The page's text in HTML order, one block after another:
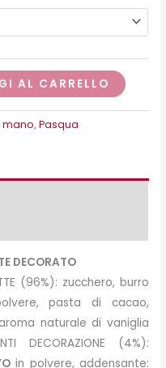
AL CARRELLO
mano,Pasqua
DECORATO
(96%): zucchero, burro
pasta di cacao,
naturale di vaniglia
DECORAZIONE (4%):
in polvere, addensante: